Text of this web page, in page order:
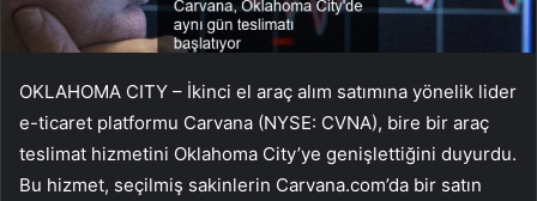
OKLAHOMA CITY – İkinci el araç alım satımına yönelik lider
e-ticaret platformu Carvana (NYSE: CVNA), bire bir araç
teslimat hizmetini Oklahoma City’ye genişlettiğini duyurdu.
Bu hizmet, seçilmiş sakinlerin Carvana.com’da bir satın